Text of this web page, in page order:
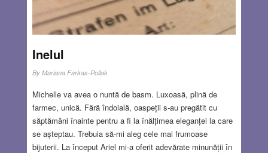
SEP 19, 2024 12 COMMENTS
Inelul
By Mariana Farkas-Pollak
Michelle va avea o nuntă de basm. Luxoasă, plină de
farmec, unică. Fără îndoială, oaspeții s-au pregătit cu
săptămâni înainte pentru a fi la înălțimea eleganței la care
se așteptau. Trebuia să-mi aleg cele mai frumoase
bijuterii. La început Ariel mi-a oferit adevărate minunății în